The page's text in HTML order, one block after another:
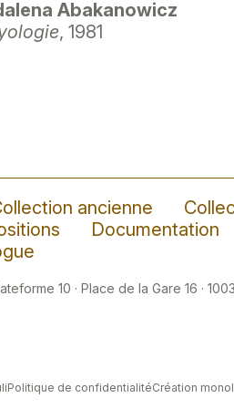
Abakanowicz
, 1981
ancienne
Documentation
10 · Place de la Gare 16 ·
Politique de confidentialitéCréation